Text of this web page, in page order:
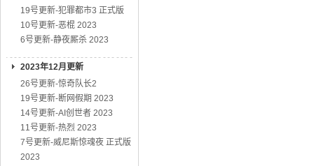
19号更新-犯罪都市3 正式版
10号更新-恶棍 2023
6号更新-静夜厮杀 2023
2023年12月更新
26号更新-惊奇队长2
19号更新-断网假期 2023
14号更新-AI创世者 2023
11号更新-热烈 2023
7号更新-威尼斯惊魂夜 正式版
2023